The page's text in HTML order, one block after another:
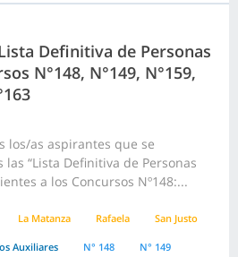
Definitiva de Personas
N°148, N°149, N°159,
los/as aspirantes que se
“Lista Definitiva de Personas
a los Concursos Nº148:...
La Matanza Rafaela San Justo
Auxiliares N° 148 N° 149